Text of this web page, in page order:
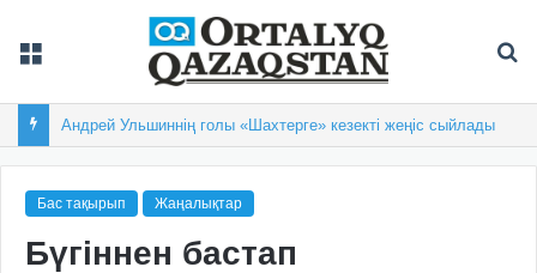
Андрей Ульшиннің голы «Шахтерге» кезекті жеңіс сыйлады
Бас тақырып Жаңалықтар
Бүгіннен бастап